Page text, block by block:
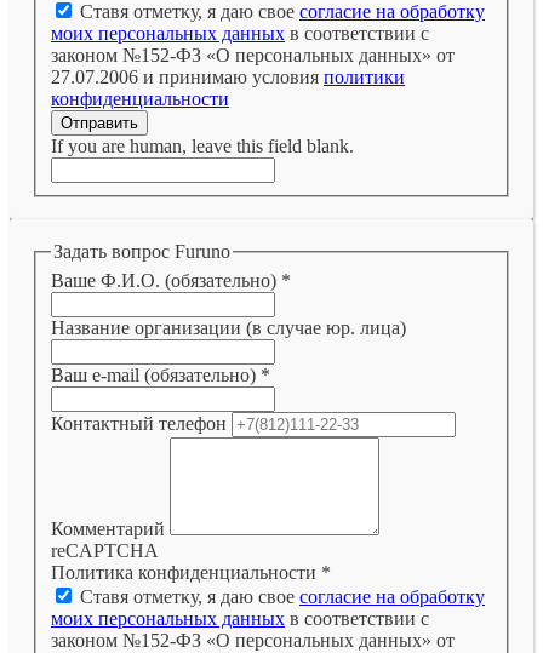
Ставя отметку, я даю свое согласие на обработку
моих персональных данных в соответствии с
законом №152-ФЗ «О персональных данных» от
27.07.2006 и принимаю условия политики
конфиденциальности
Отправить
If you are human, leave this field blank.
Задать вопрос Furuno
Ваше Ф.И.О. (обязательно) *
Название организации (в случае юр. лица)
Ваш e-mail (обязательно) *
Контактный телефон
Комментарий
reCAPTCHA
Политика конфиденциальности *
Ставя отметку, я даю свое согласие на обработку
моих персональных данных в соответствии с
законом №152-ФЗ «О персональных данных» от